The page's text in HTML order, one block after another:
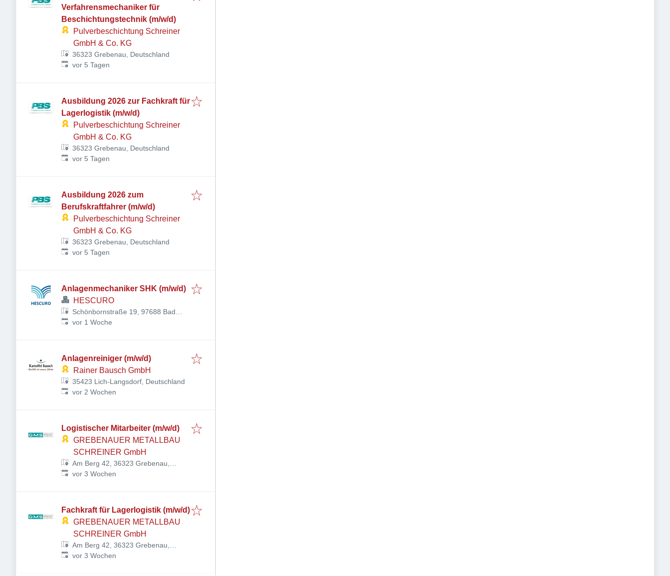
Verfahrensmechaniker für
Beschichtungstechnik (m/w/d)
Pulverbeschichtung Schreiner
GmbH & Co. KG
36323 Grebenau, Deutschland
Veröffentlicht:
vor 5 Tagen
Ausbildung 2026 zur Fachkraft für
Lagerlogistik (m/w/d)
Pulverbeschichtung Schreiner
GmbH & Co. KG
36323 Grebenau, Deutschland
Veröffentlicht:
vor 5 Tagen
Ausbildung 2026 zum
Berufskraftfahrer (m/w/d)
Pulverbeschichtung Schreiner
GmbH & Co. KG
36323 Grebenau, Deutschland
Veröffentlicht:
vor 5 Tagen
Anlagenmechaniker SHK (m/w/d)
HESCURO
Schönbornstraße 19, 97688 Bad
Kissingen, Deutschland
Veröffentlicht:
vor 1 Woche
Anlagenreiniger (m/w/d)
Rainer Bausch GmbH
35423 Lich-Langsdorf, Deutschland
Veröffentlicht:
vor 2 Wochen
Logistischer Mitarbeiter (m/w/d)
GREBENAUER METALLBAU
SCHREINER GmbH
Am Berg 42, 36323 Grebenau,
Deutschland
Veröffentlicht:
vor 3 Wochen
Fachkraft für Lagerlogistik (m/w/d)
GREBENAUER METALLBAU
SCHREINER GmbH
Am Berg 42, 36323 Grebenau,
Deutschland
Veröffentlicht:
vor 3 Wochen